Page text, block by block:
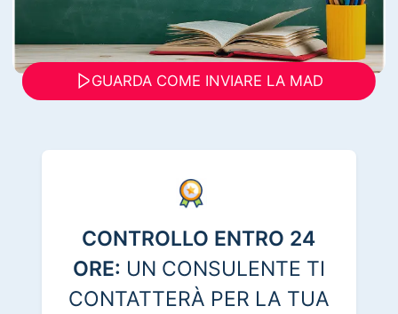
GUARDA COME INVIARE LA MAD
CONTROLLO ENTRO 24
ORE: UN CONSULENTE TI
CONTATTERÀ PER LA TUA